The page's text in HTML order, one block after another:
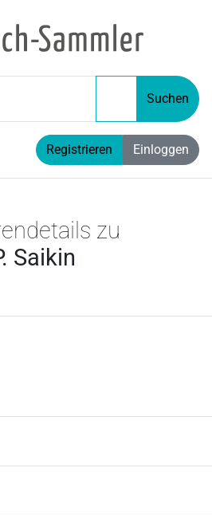
Suchen
Registrieren Einloggen
zu
Saikin